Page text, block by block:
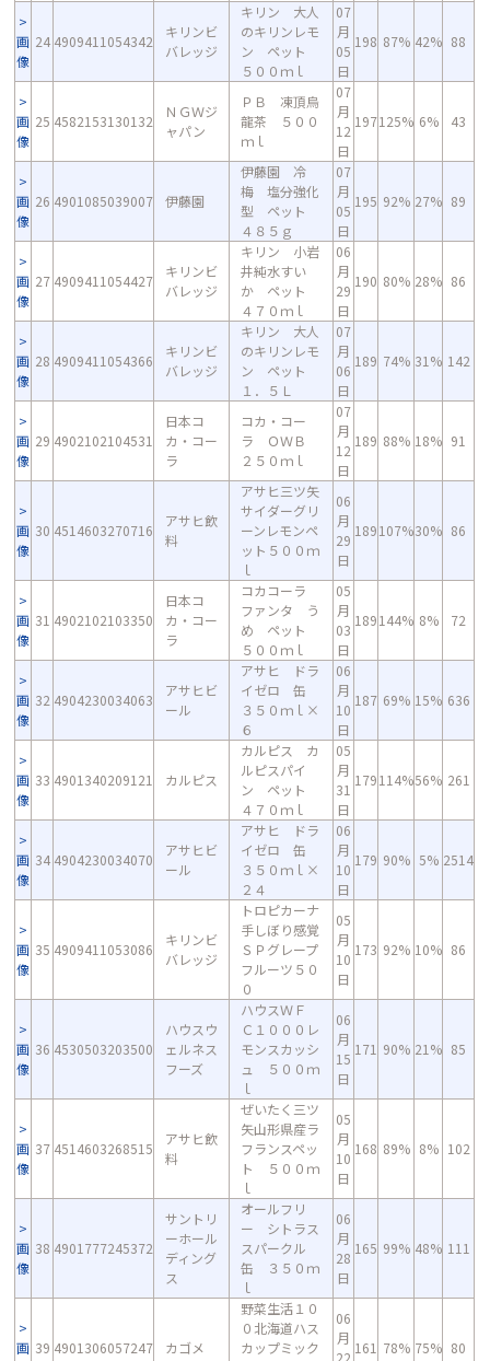
画
像
24 4909411054342
キリンビ
バレッジ
キリン 大人
のキリンレモ
ン ペット
５００ｍｌ
07
月
05
日
198 87% 42% 88
画
像
25 4582153130132
ＮＧＷジ
ャパン
ＰＢ 凍頂烏
龍茶 ５００
ｍｌ
07
月
12
日
197125% 6% 43
画
像
26 4901085039007 伊藤園
伊藤園 冷
梅 塩分強化
型 ペット
４８５ｇ
07
月
05
日
195 92% 27% 89
画
像
27 4909411054427
キリンビ
バレッジ
キリン 小岩
井純水すい
か ペット
４７０ｍｌ
06
月
29
日
190 80% 28% 86
画
像
28 4909411054366
キリンビ
バレッジ
キリン 大人
のキリンレモ
ン ペット
１．５Ｌ
07
月
06
日
189 74% 31% 142
画
像
29 4902102104531
日本コ
カ・コー
ラ
コカ・コー
ラ ＯＷＢ
２５０ｍｌ
07
月
12
日
189 88% 18% 91
画
像
30 4514603270716
アサヒ飲
料
アサヒ三ツ矢
サイダーグリ
ーンレモンペ
ット５００ｍ
ｌ
06
月
29
日
189107%30% 86
画
像
31 4902102103350
日本コ
カ・コー
ラ
コカコーラ
ファンタ う
め ペット
５００ｍｌ
05
月
03
日
189144% 8% 72
画
像
32 4904230034063
アサヒビ
ール
アサヒ ドラ
イゼロ 缶
３５０ｍｌ×
６
06
月
10
日
187 69% 15% 636
画
像
33 4901340209121 カルピス
カルピス カ
ルピスパイ
ン ペット
４７０ｍｌ
05
月
31
日
179114%56% 261
画
像
34 4904230034070
アサヒビ
ール
アサヒ ドラ
イゼロ 缶
３５０ｍｌ×
２４
06
月
10
日
179 90% 5% 2514
画
像
35 4909411053086
キリンビ
バレッジ
トロピカーナ
手しぼり感覚
ＳＰグレープ
フルーツ５０
０
05
月
10
日
173 92% 10% 86
画
像
36 4530503203500
ハウスウ
ェルネス
フーズ
ハウスＷＦ
Ｃ１０００レ
モンスカッシ
ュ ５００ｍ
ｌ
06
月
15
日
171 90% 21% 85
画
像
37 4514603268515
アサヒ飲
料
ぜいたく三ツ
矢山形県産ラ
フランスペッ
ト ５００ｍ
ｌ
05
月
10
日
168 89% 8% 102
画
像
38 4901777245372
サントリ
ーホール
ディング
ス
オールフリ
ー シトラス
スパークル
缶 ３５０ｍ
ｌ
06
月
28
日
165 99% 48% 111
画 39 4901306057247 カゴメ
野菜生活１０
０北海道ハス
カップミック
06
月
22
161 78% 75% 80